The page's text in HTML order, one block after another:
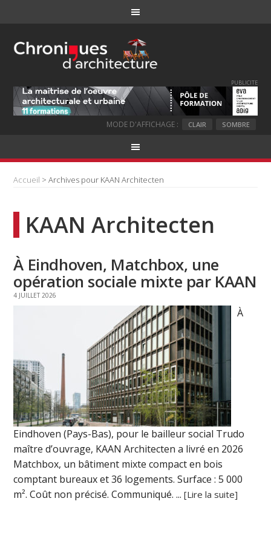
PUBLICITE
MODE D'AFFICHAGE : CLAIR SOMBRE
Accueil > Archives pour KAAN Architecten
KAAN Architecten
À Eindhoven, Matchbox, une
opération sociale mixte par KAAN
4 JUILLET 2026
À
Eindhoven (Pays-Bas), pour le bailleur social Trudo
maître d’ouvrage, KAAN Architecten a livré en 2026
Matchbox, un bâtiment mixte compact en bois
comptant bureaux et 36 logements. Surface : 5 000
m². Coût non précisé. Communiqué. ...[Lire la suite]